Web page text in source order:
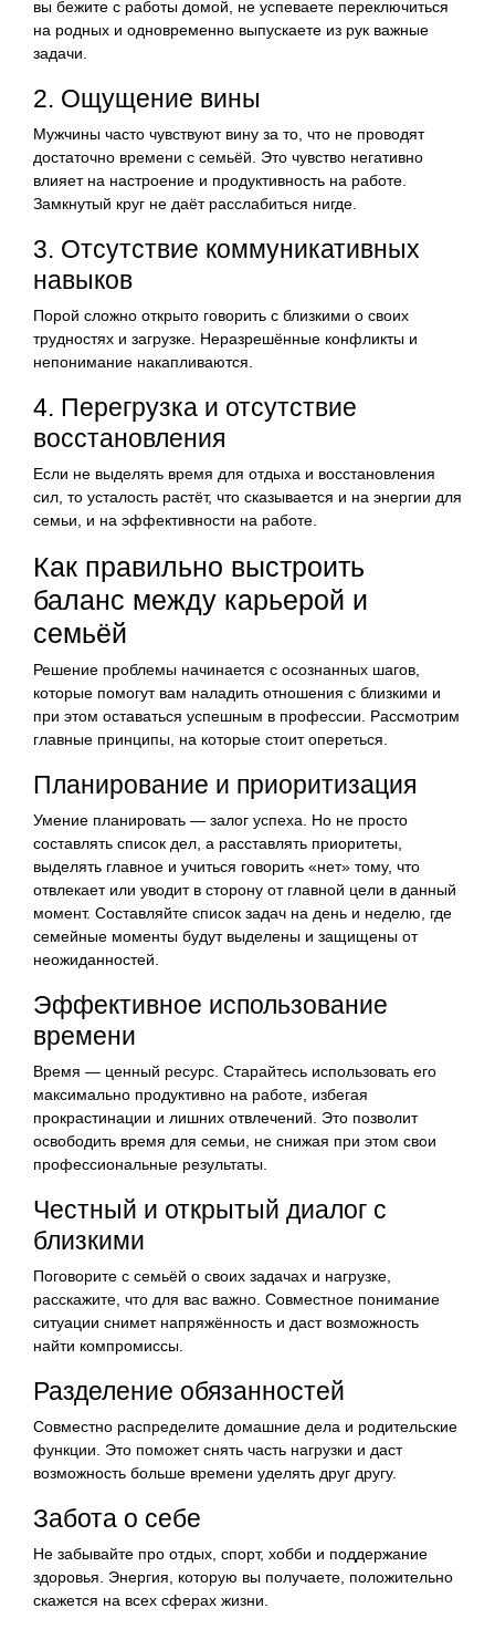
вы бежите с работы домой, не успеваете переключиться
на родных и одновременно выпускаете из рук важные
задачи.
2. Ощущение вины
Мужчины часто чувствуют вину за то, что не проводят
достаточно времени с семьёй. Это чувство негативно
влияет на настроение и продуктивность на работе.
Замкнутый круг не даёт расслабиться нигде.
3. Отсутствие коммуникативных
навыков
Порой сложно открыто говорить с близкими о своих
трудностях и загрузке. Неразрешённые конфликты и
непонимание накапливаются.
4. Перегрузка и отсутствие
восстановления
Если не выделять время для отдыха и восстановления
сил, то усталость растёт, что сказывается и на энергии для
семьи, и на эффективности на работе.
Как правильно выстроить
баланс между карьерой и
семьёй
Решение проблемы начинается с осознанных шагов,
которые помогут вам наладить отношения с близкими и
при этом оставаться успешным в профессии. Рассмотрим
главные принципы, на которые стоит опереться.
Планирование и приоритизация
Умение планировать — залог успеха. Но не просто
составлять список дел, а расставлять приоритеты,
выделять главное и учиться говорить «нет» тому, что
отвлекает или уводит в сторону от главной цели в данный
момент. Составляйте список задач на день и неделю, где
семейные моменты будут выделены и защищены от
неожиданностей.
Эффективное использование
времени
Время — ценный ресурс. Старайтесь использовать его
максимально продуктивно на работе, избегая
прокрастинации и лишних отвлечений. Это позволит
освободить время для семьи, не снижая при этом свои
профессиональные результаты.
Честный и открытый диалог с
близкими
Поговорите с семьёй о своих задачах и нагрузке,
расскажите, что для вас важно. Совместное понимание
ситуации снимет напряжённость и даст возможность
найти компромиссы.
Разделение обязанностей
Совместно распределите домашние дела и родительские
функции. Это поможет снять часть нагрузки и даст
возможность больше времени уделять друг другу.
Забота о себе
Не забывайте про отдых, спорт, хобби и поддержание
здоровья. Энергия, которую вы получаете, положительно
скажется на всех сферах жизни.